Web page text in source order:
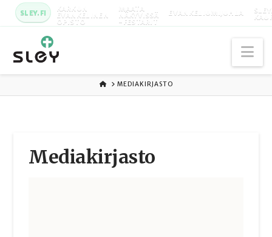
SLEY.FI KARKUN
EVANKELINEN
OPISTO
MAATA
NÄKYVISSÄ
-FESTARIT
EVANKELIUMIJUHLA
ETUSIVU
MEDIAKIRJASTO
Media­kirjasto